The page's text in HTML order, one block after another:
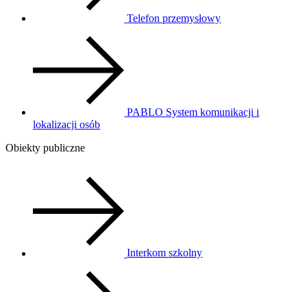
Telefon przemysłowy
PABLO System komunikacji i
lokalizacji osób
Obiekty publiczne
Interkom szkolny